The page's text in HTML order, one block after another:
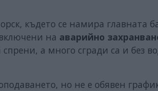
където се намира главната
на аварийно
спрени, а много сгради са и без
но не е обявен